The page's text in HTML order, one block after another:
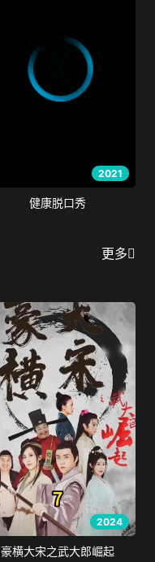
2021
健康脱口秀
更多
2024
豪横大宋之武大郎崛起